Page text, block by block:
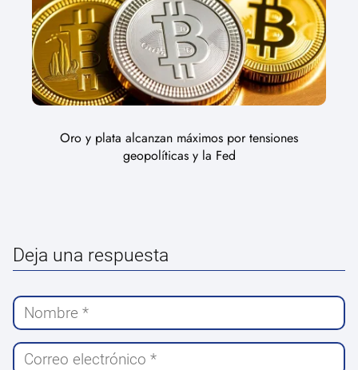
Oro y plata alcanzan máximos por tensiones
geopolíticas y la Fed
Deja una respuesta